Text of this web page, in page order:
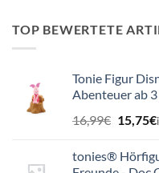
16,99€
TOP BEWERTETE
Tonie Figur
Abenteuer ab
16,99€
Preis
16,99€
15,75€
tonies®